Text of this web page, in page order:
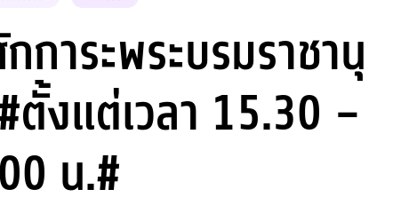
การะพระบรมราชานุ
ตั้งแต่เวลา 15.30 –
น.#